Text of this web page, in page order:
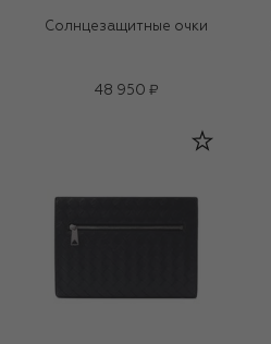
Солнцезащитные очки
48 950 ₽